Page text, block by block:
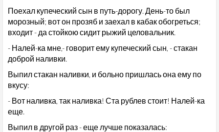
Поехал купеческий сын в путь-дорогу. День-то был
морозный; вот он прозяб и заехал в кабак обогреться;
входит - да стойкою сидит рыжий целовальник.
- Налей-ка мне,- говорит ему купеческий сын, - стакан
доброй наливки.
Выпил стакан наливки, и больно пришлась она ему по
вкусу:
- Вот наливка, так наливка! Ста рублев стоит! Налей-ка
еще.
Выпил в другой раз - еще лучше показалась: